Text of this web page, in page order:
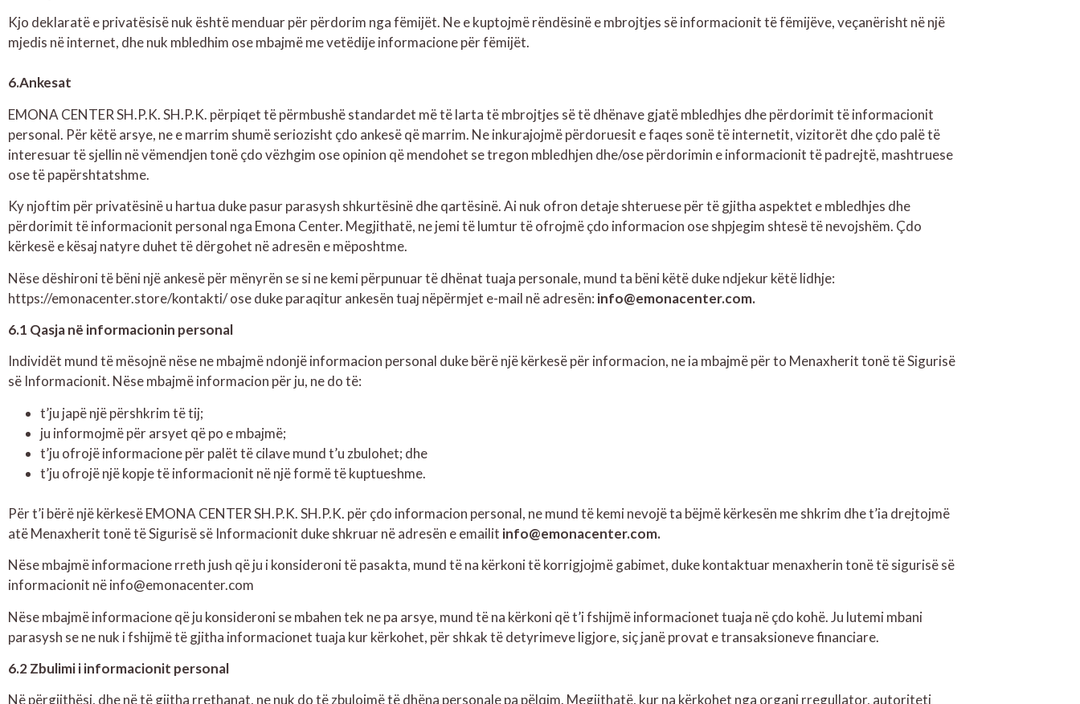
Kjo deklaratë e privatësisë nuk është menduar për përdorim nga fëmijët. Ne e kuptojmë rëndësinë e mbrojtjes së informacionit të fëmijëve, veçanërisht në një
mjedis në internet, dhe nuk mbledhim ose mbajmë me vetëdije informacione për fëmijët.
6.Ankesat
EMONA CENTER SH.P.K. SH.P.K. përpiqet të përmbushë standardet më të larta të mbrojtjes së të dhënave gjatë mbledhjes dhe përdorimit të informacionit
personal. Për këtë arsye, ne e marrim shumë seriozisht çdo ankesë që marrim. Ne inkurajojmë përdoruesit e faqes sonë të internetit, vizitorët dhe çdo palë të
interesuar të sjellin në vëmendjen tonë çdo vëzhgim ose opinion që mendohet se tregon mbledhjen dhe/ose përdorimin e informacionit të padrejtë, mashtruese
ose të papërshtatshme.
Ky njoftim për privatësinë u hartua duke pasur parasysh shkurtësinë dhe qartësinë. Ai nuk ofron detaje shteruese për të gjitha aspektet e mbledhjes dhe
përdorimit të informacionit personal nga Emona Center. Megjithatë, ne jemi të lumtur të ofrojmë çdo informacion ose shpjegim shtesë të nevojshëm. Çdo
kërkesë e kësaj natyre duhet të dërgohet në adresën e mëposhtme.
Nëse dëshironi të bëni një ankesë për mënyrën se si ne kemi përpunuar të dhënat tuaja personale, mund ta bëni këtë duke ndjekur këtë lidhje:
https://emonacenter.store/kontakti/ ose duke paraqitur ankesën tuaj nëpërmjet e-mail në adresën: info@emonacenter.com.
6.1 Qasja në informacionin personal
Individët mund të mësojnë nëse ne mbajmë ndonjë informacion personal duke bërë një kërkesë për informacion, ne ia mbajmë për to Menaxherit tonë të Sigurisë
së Informacionit. Nëse mbajmë informacion për ju, ne do të:
t’ju japë një përshkrim të tij;
ju informojmë për arsyet që po e mbajmë;
t’ju ofrojë informacione për palët të cilave mund t’u zbulohet; dhe
t’ju ofrojë një kopje të informacionit në një formë të kuptueshme.
Për t’i bërë një kërkesë EMONA CENTER SH.P.K. SH.P.K. për çdo informacion personal, ne mund të kemi nevojë ta bëjmë kërkesën me shkrim dhe t’ia drejtojmë
atë Menaxherit tonë të Sigurisë së Informacionit duke shkruar në adresën e emailit info@emonacenter.com.
Nëse mbajmë informacione rreth jush që ju i konsideroni të pasakta, mund të na kërkoni të korrigjojmë gabimet, duke kontaktuar menaxherin tonë të sigurisë së
informacionit në info@emonacenter.com
Nëse mbajmë informacione që ju konsideroni se mbahen tek ne pa arsye, mund të na kërkoni që t’i fshijmë informacionet tuaja në çdo kohë. Ju lutemi mbani
parasysh se ne nuk i fshijmë të gjitha informacionet tuaja kur kërkohet, për shkak të detyrimeve ligjore, siç janë provat e transaksioneve financiare.
6.2 Zbulimi i informacionit personal
Në përgjithësi, dhe në të gjitha rrethanat, ne nuk do të zbulojmë të dhëna personale pa pëlqim. Megjithatë, kur na kërkohet nga organi rregullator, autoriteti